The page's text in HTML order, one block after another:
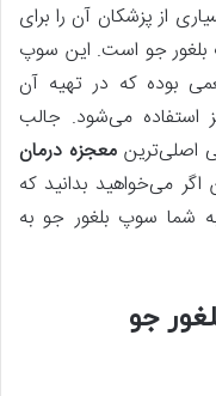
از پزشکان آن را برای
جو است. این سوپ
بوده که در تهیه آن
استفاده می‌شود. جالب
اصلی‌ترینمعجزه درمان
اگر می‌خواهید بدانید که
شما سوپ بلغور جو به
جو